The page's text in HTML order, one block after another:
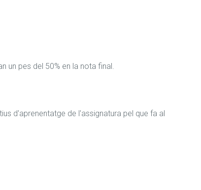
un pes del 50% en la nota final.
d'aprenentatge de l'assignatura pel que fa al